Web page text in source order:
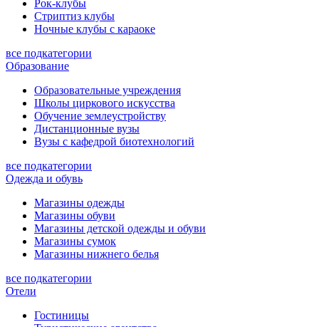
Рок-клубы
Стриптиз клубы
Ночные клубы с караоке
все подкатегории
Образование
Образовательные учреждения
Школы циркового искусства
Обучение землеустройству
Дистанционные вузы
Вузы с кафедрой биотехнологий
все подкатегории
Одежда и обувь
Магазины одежды
Магазины обуви
Магазины детской одежды и обуви
Магазины сумок
Магазины нижнего белья
все подкатегории
Отели
Гостиницы